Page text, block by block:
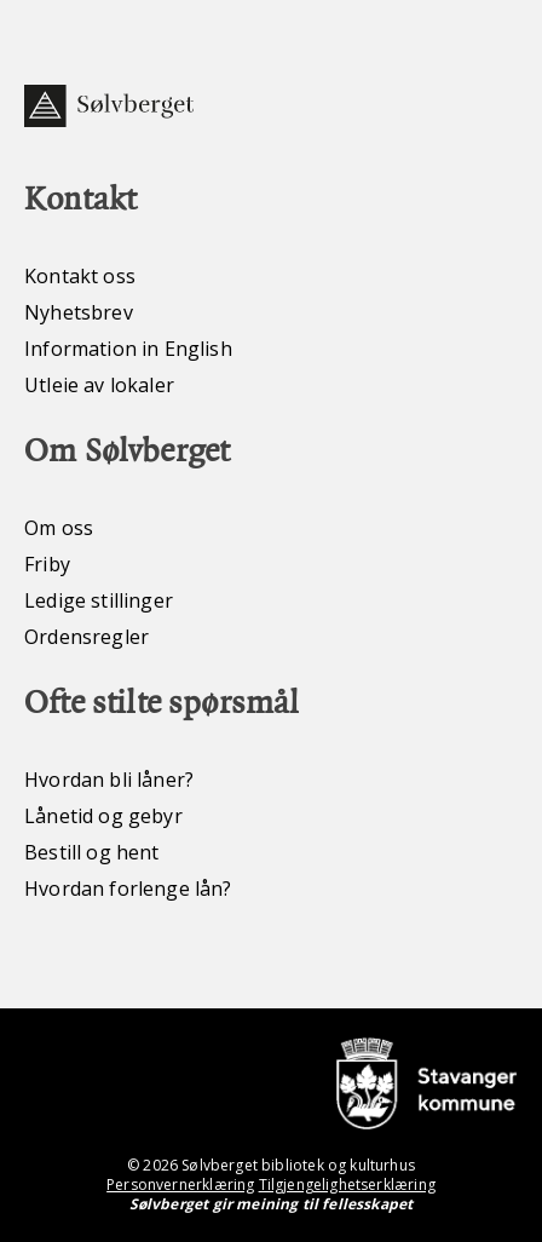
Kontakt
Kontakt oss
Nyhetsbrev
Information in English
Utleie av lokaler
Om Sølvberget
Om oss
Friby
Ledige stillinger
Ordensregler
Ofte stilte spørsmål
Hvordan bli låner?
Lånetid og gebyr
Bestill og hent
Hvordan forlenge lån?
© 2026 Sølvberget bibliotek og kulturhus
Personvernerklæring Tilgjengelighetserklæring
Sølvberget gir meining til fellesskapet